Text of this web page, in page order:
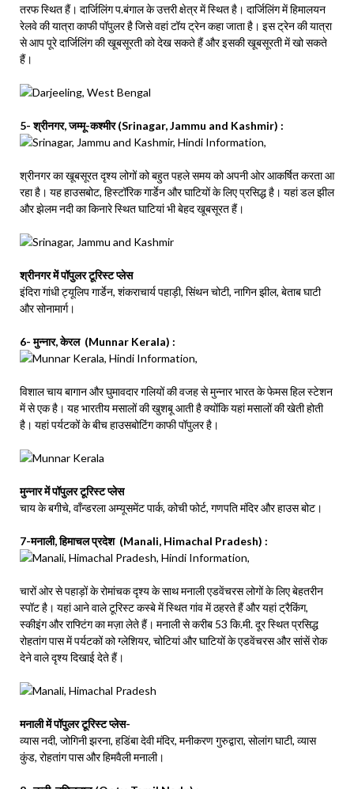
तरफ स्थित हैं। दार्जिलिंग प.बंगाल के उत्तरी क्षेत्र में स्थित है। दार्जिलिंग में हिमालयन
रेलवे की यात्रा काफी पॉपुलर है जिसे वहां टॉय ट्रेन कहा जाता है। इस ट्रेन की यात्रा
से आप पूरे दार्जिलिंग की खूबसूरती को देख सकते हैं और इसकी खूबसूरती में खो सकते
हैं।
5- श्रीनगर, जम्मू-कश्मीर (Srinagar, Jammu and Kashmir) :
श्रीनगर का खूबसूरत दृश्य लोगों को बहुत पहले समय को अपनी ओर आकर्षित करता आ
रहा है। यह हाउसबोट, हिस्टॉरिक गार्डेन और घाटियों के लिए प्रसिद्ध है। यहां डल झील
और झेलम नदी का किनारे स्थित घाटियां भी बेहद खूबसूरत हैं।
श्रीनगर में पॉपुलर टूरिस्ट प्लेस
इंदिरा गांधी ट्यूलिप गार्डेन, शंकराचार्य पहाड़ी, सिंथन चोटी, नागिन झील, बेताब घाटी
और सोनामार्ग।
6- मुन्नार, केरल (Munnar Kerala) :
विशाल चाय बागान और घुमावदार गलियों की वजह से मुन्नार भारत के फेमस हिल स्टेशन
में से एक है। यह भारतीय मसालों की खुशबू आती है क्योंकि यहां मसालों की खेती होती
है। यहां पर्यटकों के बीच हाउसबोटिंग काफी पॉपुलर है।
मुन्नार में पॉपुलर टूरिस्ट प्लेस
चाय के बगीचे, वॉंन्डरला अम्यूसमेंट पार्क, कोची फोर्ट, गणपति मंदिर और हाउस बोट।
7-मनाली, हिमाचल प्रदेश (Manali, Himachal Pradesh) :
चारों ओर से पहाड़ों के रोमांचक दृश्य के साथ मनाली एडवेंचरस लोगों के लिए बेहतरीन
स्पॉट है। यहां आने वाले टूरिस्ट कस्बे में स्थित गांव में ठहरते हैं और यहां ट्रैकिंग,
स्कीइंग और राफ्टिंग का मज़ा लेते हैं। मनाली से करीब 53 कि.मी. दूर स्थित प्रसिद्ध
रोहतांग पास में पर्यटकों को ग्लेशियर, चोटियां और घाटियों के एडवेंचरस और सांसें रोक
देने वाले दृश्य दिखाई देते हैं।
मनाली में पॉपुलर टूरिस्ट प्लेस-
व्यास नदी, जोगिनी झरना, हडिंबा देवी मंदिर, मनीकरण गुरुद्वारा, सोलांग घाटी, व्यास
कुंड, रोहतांग पास और हिमवैली मनाली।